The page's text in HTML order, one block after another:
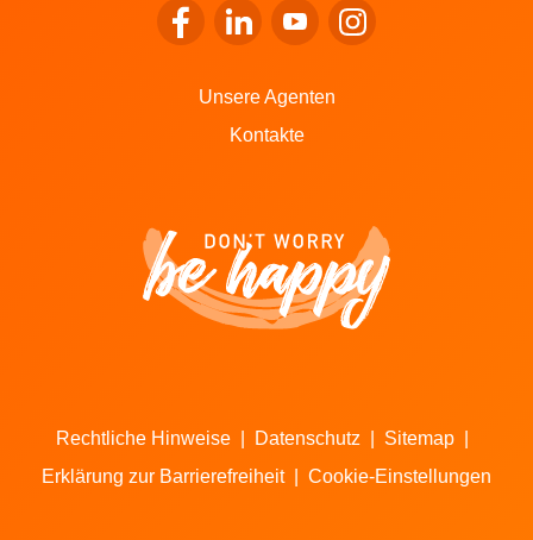
Zum Facebook von LALUX gehen
Zum LinkedIn von LALUX gehen
Zum YouTube von LALUX
Zum Instagram von
Unsere Agenten
Kontakte
Rechtliche Hinweise Datenschutz Sitemap
Erklärung zur Barrierefreiheit
Cookie-Einstellungen